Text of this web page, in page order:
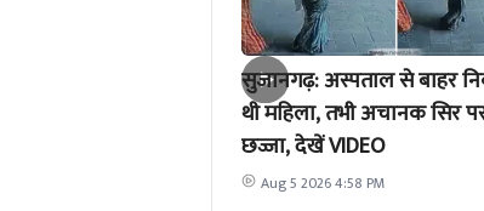
सुजानगढ़: अस्पताल से बाहर
थी महिला, तभी अचानक सिर
छज्जा, देखें VIDEO
Aug 5 2026 4:58 PM